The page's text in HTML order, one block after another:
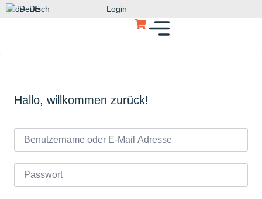
Deutsch Login
Hallo, willkommen zurück!